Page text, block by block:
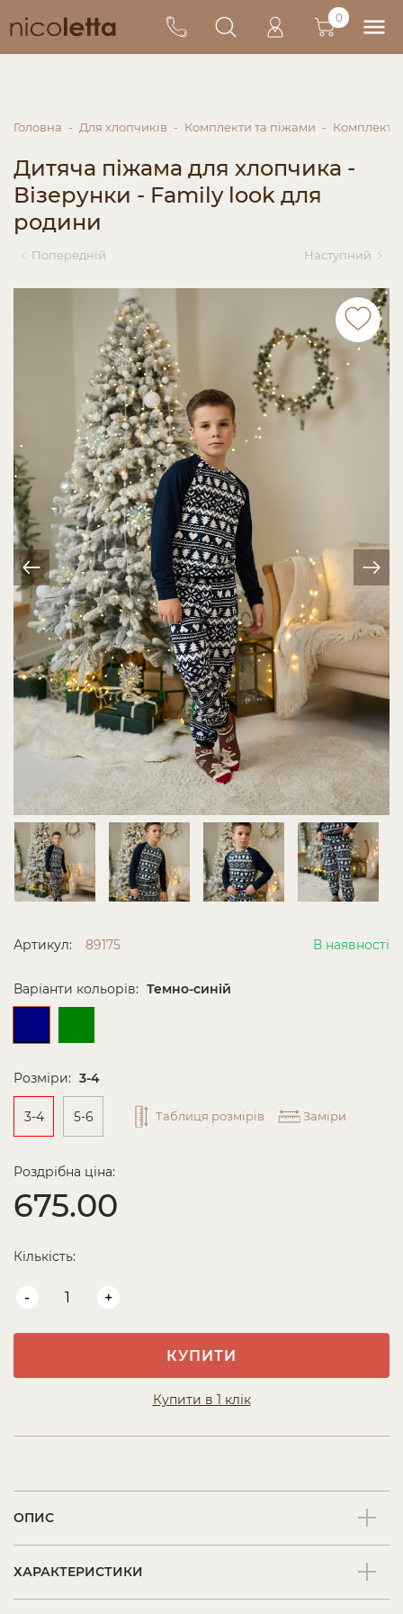
0
Головна Для хлопчиків Комплекти та піжами Комплекти
Дитяча піжама для хлопчика -
Візерунки - Family look для
родини
Попередній Наступний
Артикул: 89175 В наявності
Варіанти кольорів: Темно-синій
Розміри: 3-4
3-4 5-6 Таблиця розмірів Заміри
Роздрібна ціна:
675.00
Кількість:
- +
КУПИТИ
Купити в 1 клік
ОПИС
ХАРАКТЕРИСТИКИ